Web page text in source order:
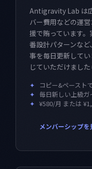
Antigravity Lab は
バー費用などの運
援で賄っています
番設計パターンな
事を毎日更新して
じていただけまし
✦
コピー&ペースト
✦ 毎日新しい上級ガ
✦ ¥580/月 または
メンバーシップ